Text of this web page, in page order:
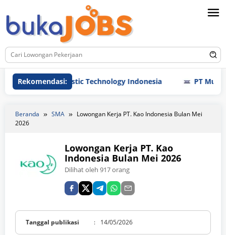
ke
konten
Rekomendasi:
PT Chinli plastic Technology Indonesia PT Multi
Beranda SMA
Lowongan Kerja PT. Kao Indonesia Bulan Mei
2026
Lowongan Kerja PT. Kao
Indonesia Bulan Mei 2026
Dilihat oleh 917 orang
Tanggal publikasi : 14/05/2026